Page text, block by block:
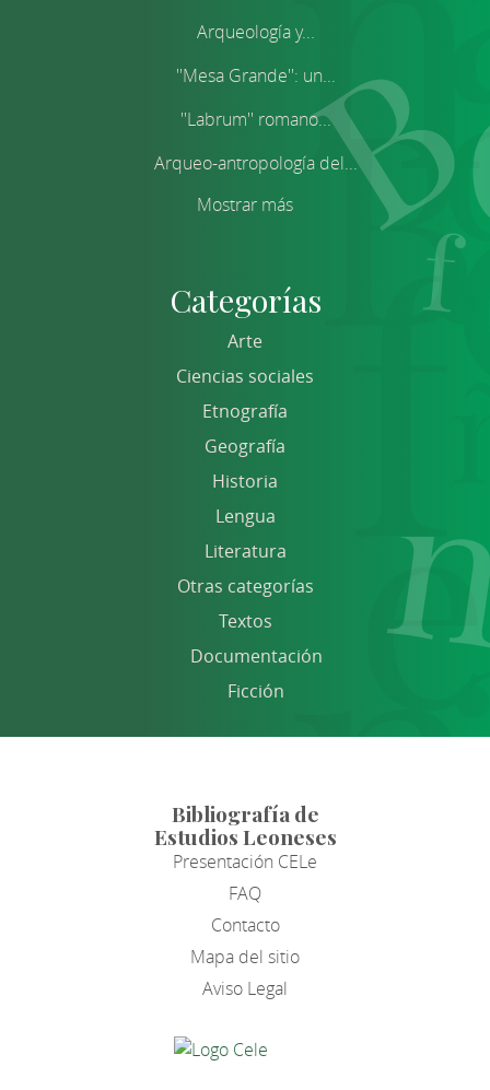
Arqueología y...
''Mesa Grande'': un...
''Labrum'' romano...
Arqueo-antropología del...
Mostrar más
Categorías
Arte
Ciencias sociales
Etnografía
Geografía
Historia
Lengua
Literatura
Otras categorías
Textos
Documentación
Ficción
Bibliografía de
Estudios Leoneses
Presentación CELe
FAQ
Contacto
Mapa del sitio
Aviso Legal